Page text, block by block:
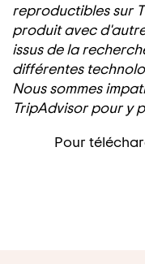
reproductibles sur
produit avec
issus de la
différentes
Nous sommes
TripAdvisor pour y
Pour